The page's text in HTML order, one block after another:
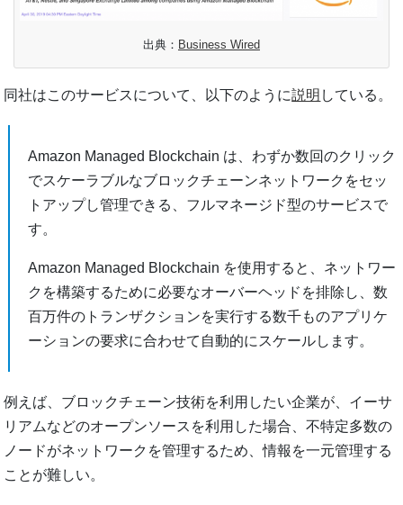
出典： Business Wired
同社はこのサービスについて、以下のように説明 している。
Amazon Managed Blockchain は、わずか数回のクリック
でスケーラブルなブロックチェーンネットワークをセッ
トアップし管理できる、フルマネージド型のサービスで
す。
Amazon Managed Blockchain を使用すると、ネットワー
クを構築するために必要なオーバーヘッドを排除し、数
百万件のトランザクションを実行する数千ものアプリケ
ーションの要求に合わせて自動的にスケールします。
例えば、ブロックチェーン技術を利用したい企業が、イーサ
リアムなどのオープンソースを利用した場合、不特定多数の
ノードがネットワークを管理するため、情報を一元管理する
ことが難しい。